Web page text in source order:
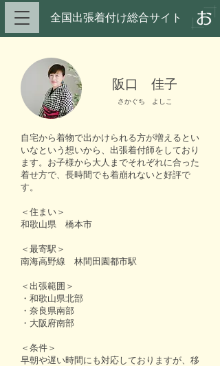
全国出張着付け総合サイト​
阪口 佳子
さかぐち よしこ
自宅から着物で出かけられる方が増えるとい
いなという想いから、出張着付師をしており
ます。お子様から大人までそれぞれに合った
着せ方で、長時間でも着崩れないと好評で
す。
＜住まい＞
和歌山県 橋本市
＜最寄駅＞
南海高野線 林間田園都市駅
＜出張範囲＞
・和歌山県北部
・奈良県南部
・大阪府南部
＜条件＞
早朝や遅い時間にも対応しておりますが、移